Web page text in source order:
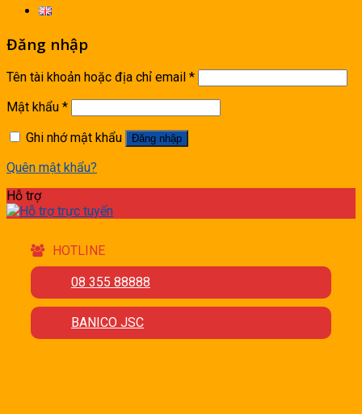
Đăng nhập
Tên tài khoản hoặc địa chỉ email *
Mật khẩu *
Ghi nhớ mật khẩu
Đăng nhập
Quên mật khẩu?
Hỗ trợ
HOTLINE
08 355 88888
BANICO JSC